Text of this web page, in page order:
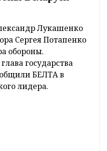
Лукашенко
Сергея Потапенко
обороны.
государства
БЕЛТА в
лидера.